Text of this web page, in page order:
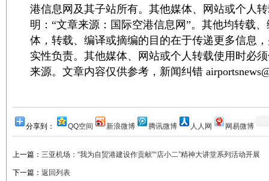
港信息网及其子站所有。其他媒体、网站或个人
明：“文章来源：国际空港信息网”。其他均转载
体，转载、编译或摘编的目的在于传递更多信息
实性负责。其他媒体、网站或个人转载使用时必
来源。文章内容仅供参考，新闻纠错
分享到： QQ空间 新浪微博 腾讯微博 人人网 网易微博
上一篇： 三亚机场：“我为自贸港建设作贡献”“店小二”精神大讲堂系列活动开展
下一篇： 返回列表